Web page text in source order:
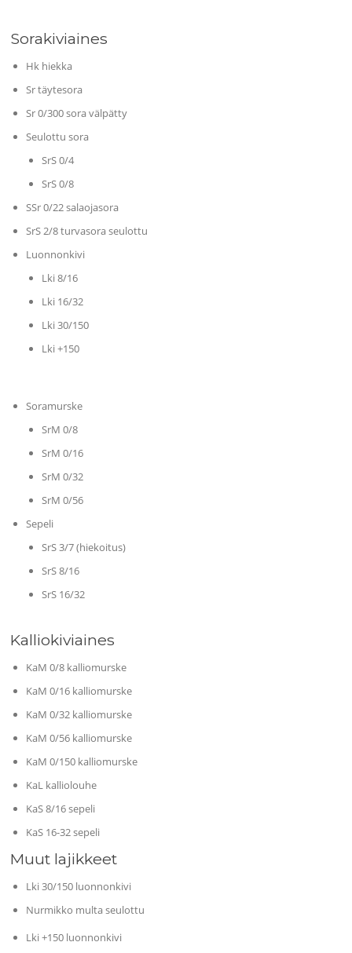
Sorakiviaines
Hk hiekka
Sr täytesora
Sr 0/300 sora välpätty
Seulottu sora
SrS 0/4
SrS 0/8
SSr 0/22 salaojasora
SrS 2/8 turvasora seulottu
Luonnonkivi
Lki 8/16
Lki 16/32
Lki 30/150
Lki +150
Soramurske
SrM 0/8
SrM 0/16
SrM 0/32
SrM 0/56
Sepeli
SrS 3/7 (hiekoitus)
SrS 8/16
SrS 16/32
Kalliokiviaines
KaM 0/8 kalliomurske
KaM 0/16 kalliomurske
KaM 0/32 kalliomurske
KaM 0/56 kalliomurske
KaM 0/150 kalliomurske
KaL kalliolouhe
KaS 8/16 sepeli
KaS 16-32 sepeli
Muut lajikkeet
Lki 30/150 luonnonkivi
Nurmikko multa seulottu
Lki +150 luonnonkivi